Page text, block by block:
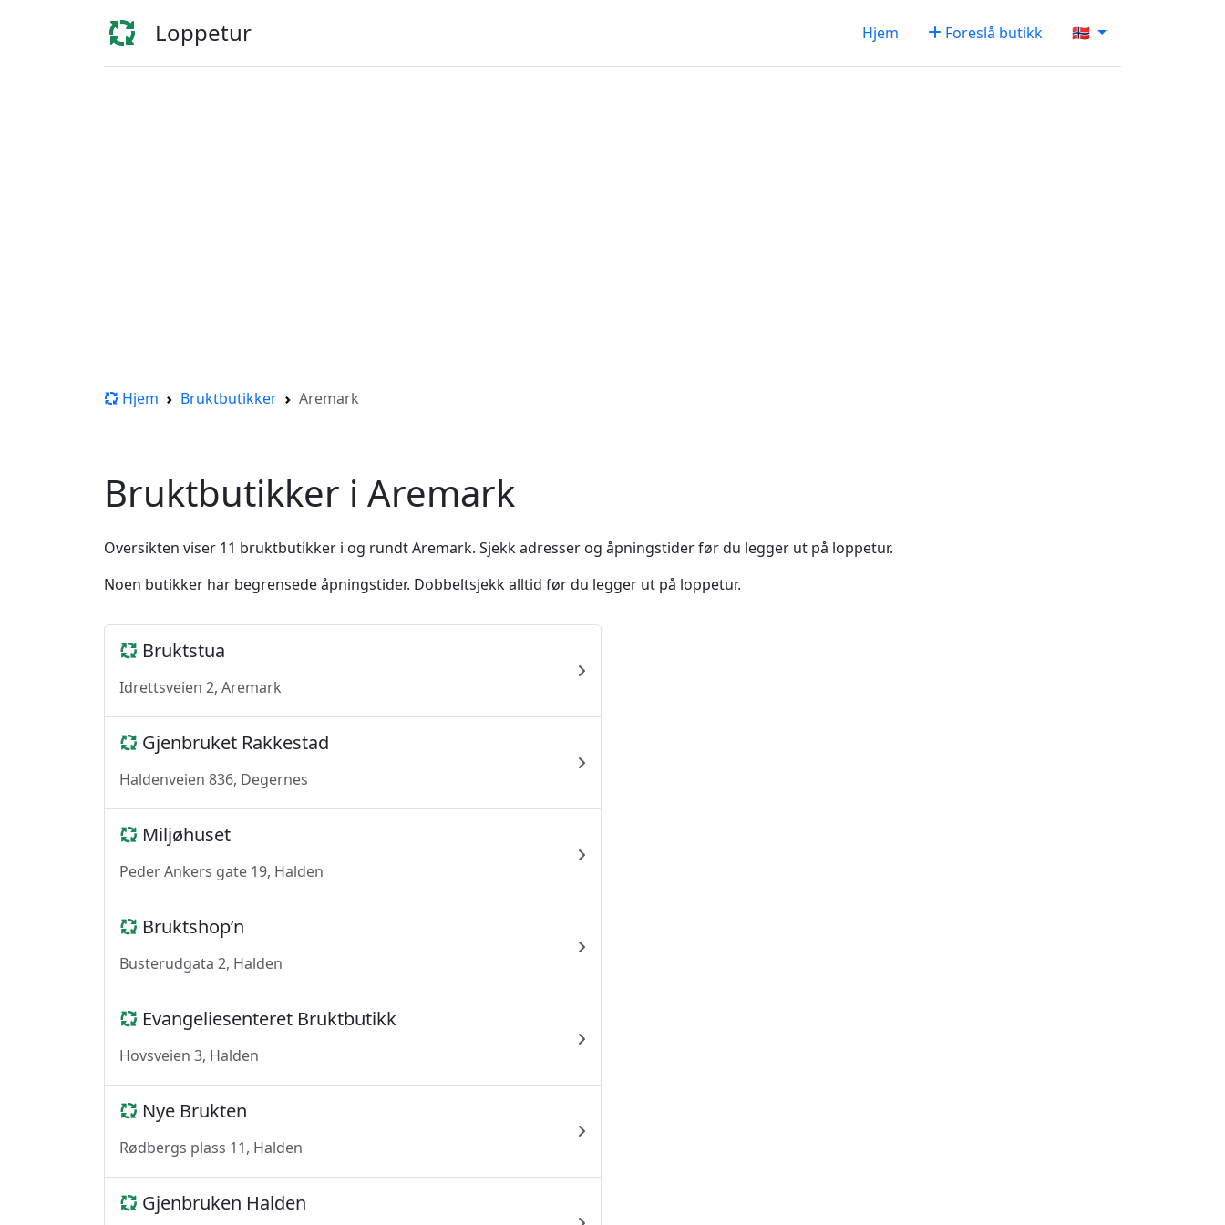
Loppetur Hjem Foreslå butikk 🇳🇴
Hjem Bruktbutikker Aremark
Bruktbutikker i Aremark
Oversikten viser 11 bruktbutikker i og rundt Aremark. Sjekk adresser og åpningstider før du legger ut på loppetur.
Noen butikker har begrensede åpningstider. Dobbeltsjekk alltid før du legger ut på loppetur.
Bruktstua
Idrettsveien 2, Aremark
Gjenbruket Rakkestad
Haldenveien 836, Degernes
Miljøhuset
Peder Ankers gate 19, Halden
Bruktshop’n
Busterudgata 2, Halden
Evangeliesenteret Bruktbutikk
Hovsveien 3, Halden
Nye Brukten
Rødbergs plass 11, Halden
Gjenbruken Halden